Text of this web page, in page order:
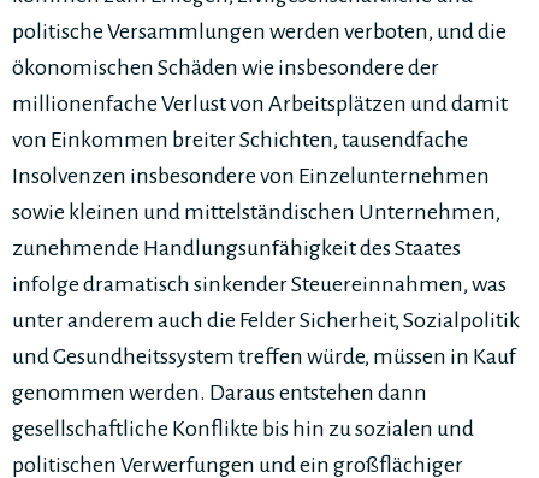
politische Versammlungen werden verboten, und die
ökonomischen Schäden wie insbesondere der
millionenfache Verlust von Arbeitsplätzen und damit
von Einkommen breiter Schichten, tausendfache
Insolvenzen insbesondere von Einzelunternehmen
sowie kleinen und mittelständischen Unternehmen,
zunehmende Handlungsunfähigkeit des Staates
infolge dramatisch sinkender Steuereinnahmen, was
unter anderem auch die Felder Sicherheit, Sozialpolitik
und Gesundheitssystem treffen würde, müssen in Kauf
genommen werden. Daraus entstehen dann
gesellschaftliche Konflikte bis hin zu sozialen und
politischen Verwerfungen und ein großflächiger